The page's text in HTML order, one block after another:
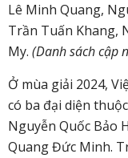
Lê Minh Quang,
Trần Tuấn Khang,
My. (Danh sách cập
Ở mùa giải 2024,
có ba đại diện
Nguyễn Quốc Bảo
Quang Đức Minh.